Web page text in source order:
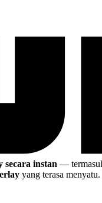
secara instan —
yang terasa